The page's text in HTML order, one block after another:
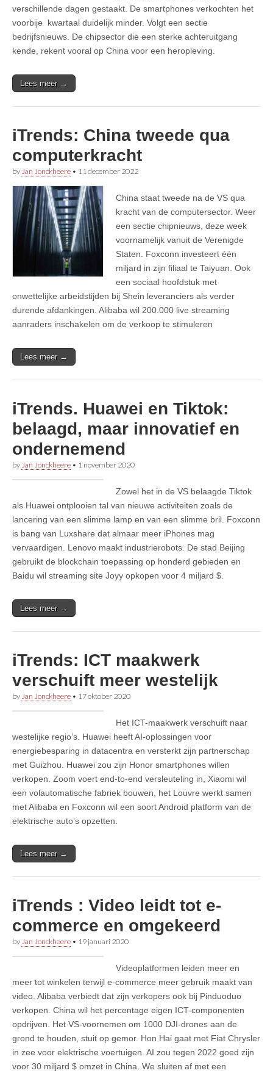
verschillende dagen gestaakt. De smartphones verkochten het
voorbije kwartaal duidelijk minder. Volgt een sectie
bedrijfsnieuws. De chipsector die een sterke achteruitgang
kende, rekent vooral op China voor een heropleving.
Lees meer →
iTrends: China tweede qua
computerkracht
by Jan Jonckheere • 11 december 2022
China staat tweede na de VS qua
kracht van de computersector. Weer
een sectie chipnieuws, deze week
voornamelijk vanuit de Verenigde
Staten. Foxconn investeert één
miljard in zijn filiaal te Taiyuan. Ook
een sociaal hoofdstuk met
onwettelijke arbeidstijden bij Shein leveranciers als verder
durende afdankingen. Alibaba wil 200.000 live streaming
aanraders inschakelen om de verkoop te stimuleren
Lees meer →
iTrends. Huawei en Tiktok:
belaagd, maar innovatief en
ondernemend
by Jan Jonckheere • 1 november 2020
Zowel het in de VS belaagde Tiktok
als Huawei ontplooien tal van nieuwe activiteiten zoals de
lancering van een slimme lamp en van een slimme bril. Foxconn
is bang van Luxshare dat almaar meer iPhones mag
vervaardigen. Lenovo maakt industrierobots. De stad Beijing
gebruikt de blockchain toepassing op honderd gebieden en
Baidu wil streaming site Joyy opkopen voor 4 miljard $.
Lees meer →
iTrends: ICT maakwerk
verschuift meer westelijk
by Jan Jonckheere • 17 oktober 2020
Het ICT-maakwerk verschuift naar
westelijke regio’s. Huawei heeft AI-oplossingen voor
energiebesparing in datacentra en versterkt zijn partnerschap
met Guizhou. Huawei zou zijn Honor smartphones willen
verkopen. Zoom voert end-to-end versleuteling in, Xiaomi wil
een volautomatische fabriek bouwen, het Louvre werkt samen
met Alibaba en Foxconn wil een soort Android platform van de
elektrische auto’s opzetten.
Lees meer →
iTrends : Video leidt tot e-
commerce en omgekeerd
by Jan Jonckheere • 19 januari 2020
Videoplatformen leiden meer en
meer tot winkelen terwijl e-commerce meer gebruik maakt van
video. Alibaba verbiedt dat zijn verkopers ook bij Pinduoduo
verkopen. China wil het percentage eigen ICT-componenten
opdrijven. Het VS-voornemen om 1000 DJI-drones aan de
grond te houden, stuit op gemor. Hon Hai gaat met Fiat Chrysler
in zee voor elektrische voertuigen. AI zou tegen 2022 goed zijn
voor 30 miljard $ omzet in China. We sluiten af met een